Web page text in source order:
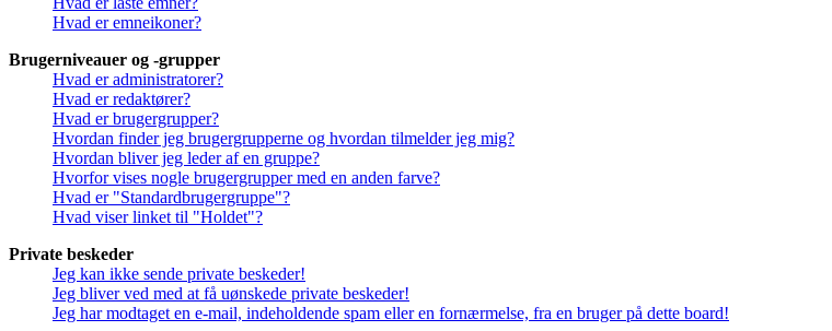
Hvad er emneikoner?
Brugerniveauer og -grupper
Hvad er administratorer?
Hvad er redaktører?
Hvad er brugergrupper?
Hvordan finder jeg brugergrupperne og hvordan tilmelder jeg mig?
Hvordan bliver jeg leder af en gruppe?
Hvorfor vises nogle brugergrupper med en anden farve?
Hvad er "Standardbrugergruppe"?
Hvad viser linket til "Holdet"?
Private beskeder
Jeg kan ikke sende private beskeder!
Jeg bliver ved med at få uønskede private beskeder!
Jeg har modtaget en e-mail, indeholdende spam eller en fornærmelse, fra en bruger på dette board!